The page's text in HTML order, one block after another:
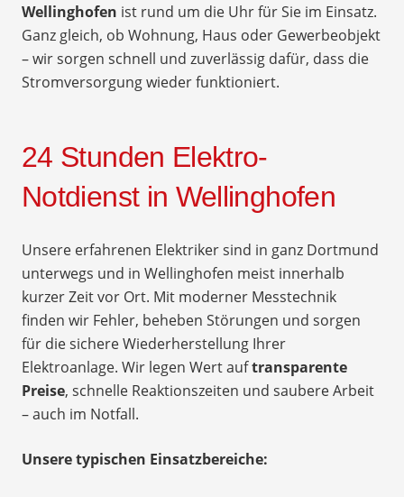
Wellinghofen ist rund um die Uhr für Sie im Einsatz.
Ganz gleich, ob Wohnung, Haus oder Gewerbeobjekt
– wir sorgen schnell und zuverlässig dafür, dass die
Stromversorgung wieder funktioniert.
24 Stunden Elektro-
Notdienst in Wellinghofen
Unsere erfahrenen Elektriker sind in ganz Dortmund
unterwegs und in Wellinghofen meist innerhalb
kurzer Zeit vor Ort. Mit moderner Messtechnik
finden wir Fehler, beheben Störungen und sorgen
für die sichere Wiederherstellung Ihrer
Elektroanlage. Wir legen Wert auftransparente
Preise, schnelle Reaktionszeiten und saubere Arbeit
– auch im Notfall.
Unsere typischen Einsatzbereiche: